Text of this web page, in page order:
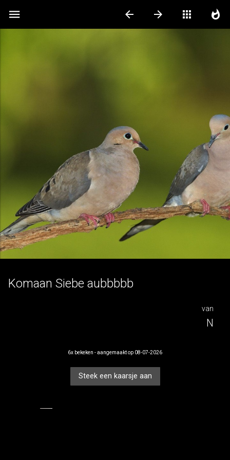
ME
Komaan Siebe aubbbbb
van
N
6x bekeken - aangemaakt op 08-07-2026
Steek een kaarsje aan